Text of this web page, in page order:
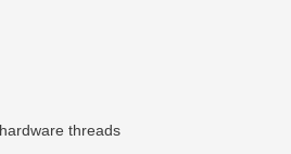
threads